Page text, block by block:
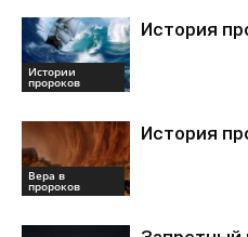
Истории
пророков
Вера в
пророков